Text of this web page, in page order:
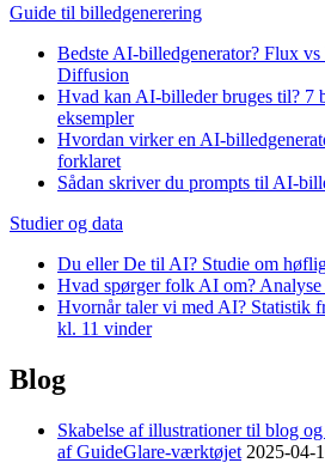
Guide til billedgenerering
Bedste AI-billedgenerator? Flux vs
Diffusion
Hvad kan AI-billeder bruges til? 7
eksempler
Hvordan virker en AI-
forklaret
Sådan skriver du prompts til AI-
Studier og data
Du eller De til AI? Studie om
Hvad spørger folk AI om?
Hvornår taler vi med AI? Statistik
kl. 11 vinder
Blog
Skabelse af illustrationer til blog
af GuideGlare-værktøjet 2025-04-